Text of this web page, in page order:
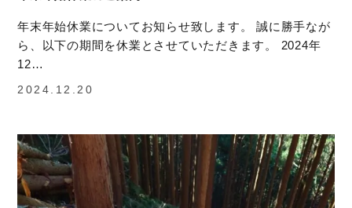
年末年始休業についてお知らせ致します。 誠に勝手なが
ら、以下の期間を休業とさせていただきます。 2024年
12…
2024.12.20